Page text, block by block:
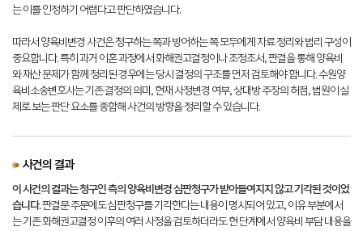
는 이를 인정하기 어렵다고 판단하였습니다.
따라서 양육비변경 사건은 청구하는 쪽과 방어하는 쪽 모두에게 자료 정리와 법리 구성이
중요합니다. 특히 과거 이혼 과정에서 화해권고결정이나 조정조서, 판결을 통해 양육비
와 재산 문제가 함께 정리된 경우에는 당시 결정의 구조를 먼저 검토해야 합니다. 수원양
육비소송변호사는 기존 결정의 의미, 현재 사정변경 여부, 상대방 주장의 허점, 법원이 실
제로 보는 판단 요소를 종합해 사건의 방향을 정리할 수 있습니다.
사건의 결과
이 사건의 결과는 청구인 측의 양육비변경 심판청구가 받아들여지지 않고 기각된 것이었
습니다.판결문 주문에도 심판청구를 기각한다는 내용이 명시되어 있고, 이유 부분에서
는 기존 화해권고결정 이후의 여러 사정을 검토하더라도 현 단계에서 양육비 부담 내용을